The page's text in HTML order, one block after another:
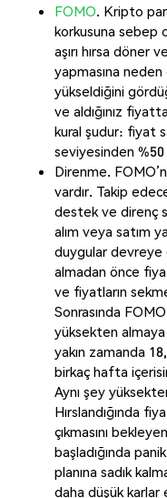
FOMO. Kripto
korkusuna sebep
aşırı hırsa döner
yapmasına
yükseldiğini
ve aldığınız
kural şudur: fiyat
seviyesinden %50
Direnme.
vardır. Takip
destek ve direnç
alım veya satım
duygular devreye
almadan önce
ve fiyatların
Sonrasında
yüksekten
yakın zamanda
birkaç hafta
Aynı şey
Hırslandığında
çıkmasını
başladığında
planına sadık
daha düşük karlar